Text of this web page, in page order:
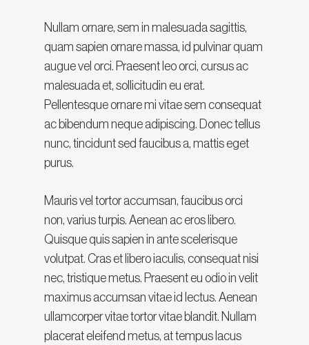
Nullam ornare, sem in malesuada sagittis,
quam sapien ornare massa, id pulvinar quam
augue vel orci. Praesent leo orci, cursus ac
malesuada et, sollicitudin eu erat.
Pellentesque ornare mi vitae sem consequat
ac bibendum neque adipiscing. Donec tellus
nunc, tincidunt sed faucibus a, mattis eget
purus.
Mauris vel tortor accumsan, faucibus orci
non, varius turpis. Aenean ac eros libero.
Quisque quis sapien in ante scelerisque
volutpat. Cras et libero iaculis, consequat nisi
nec, tristique metus. Praesent eu odio in velit
maximus accumsan vitae id lectus. Aenean
ullamcorper vitae tortor vitae blandit. Nullam
placerat eleifend metus, at tempus lacus